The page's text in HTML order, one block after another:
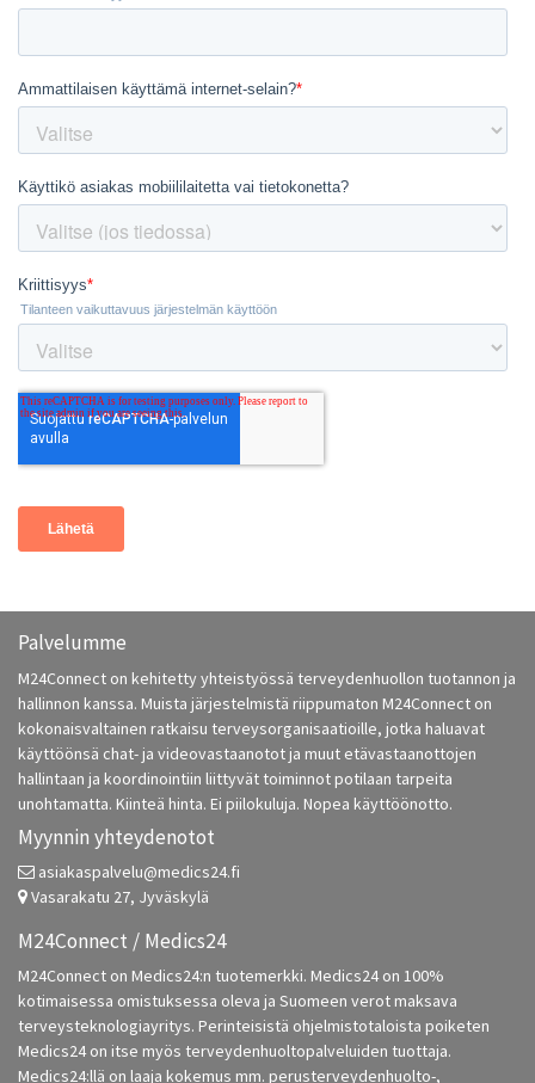
Palvelumme
M24Connect on kehitetty yhteistyössä terveydenhuollon tuotannon ja
hallinnon kanssa. Muista järjestelmistä riippumaton M24Connect on
kokonaisvaltainen ratkaisu terveysorganisaatioille, jotka haluavat
käyttöönsä chat- ja videovastaanotot ja muut etävastaanottojen
hallintaan ja koordinointiin liittyvät toiminnot potilaan tarpeita
unohtamatta. Kiinteä hinta. Ei piilokuluja. Nopea käyttöönotto.
Myynnin yhteydenotot
asiakaspalvelu@medics24.fi
Vasarakatu 27, Jyväskylä
M24Connect / Medics24
M24Connect on Medics24:n tuotemerkki. Medics24 on 100%
kotimaisessa omistuksessa oleva ja Suomeen verot maksava
terveysteknologiayritys. Perinteisistä ohjelmistotaloista poiketen
Medics24 on itse myös terveydenhuoltopalveluiden tuottaja.
Medics24:llä on laaja kokemus mm. perusterveydenhuolto-,